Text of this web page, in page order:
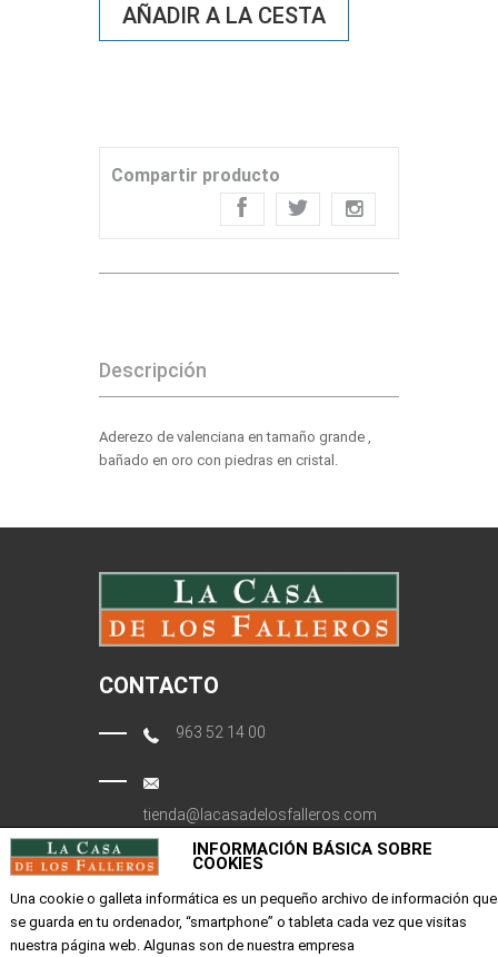
AÑADIR A LA CESTA
Compartir producto
Descripción
Aderezo de valenciana en tamaño grande ,
bañado en oro con piedras en cristal.
CONTACTO
963 52 14 00
tienda@lacasadelosfalleros.com
Calle Quevedo 6
46001 Valencia
INFORMACIÓN BÁSICA SOBRE
COOKIES
Una cookie o galleta informática es un pequeño archivo de información que
se guarda en tu ordenador, “smartphone” o tableta cada vez que visitas
nuestra página web. Algunas son de nuestra empresa